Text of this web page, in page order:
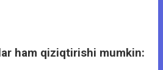
ham qiziqtirishi mumkin: